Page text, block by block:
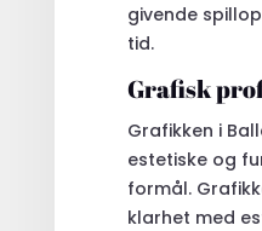
givende
tid.
Grafisk
Grafikken i
estetiske og
formål.
klarhet med